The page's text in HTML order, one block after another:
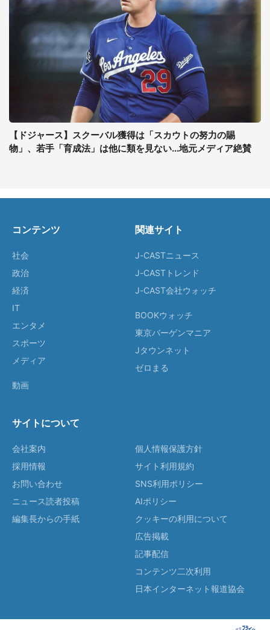
【ドジャース】スクーバル獲得は「スカウトの努力の賜
物」、若手「育成法」は他に類を見ない...地元メディア絶賛
コンテンツ
社会
政治
経済
IT
エンタメ
スポーツ
メディア
動画
関連サイト
J-CASTニュース
J-CASTトレンド
J-CAST会社ウォッチ
BOOKウォッチ
東京バーゲンマニア
Jタウンネット
ゼロまる
サイトについて
会社案内
採用情報
お問い合わせ
ニュース読者投稿
編集長からの手紙
個人情報保護方針
サイト利用規約
SNS利用ポリシー
AIポリシー
クッキーの利用について
広告掲載
記事配信
コンテンツ二次利用
日本インターネット報道協会